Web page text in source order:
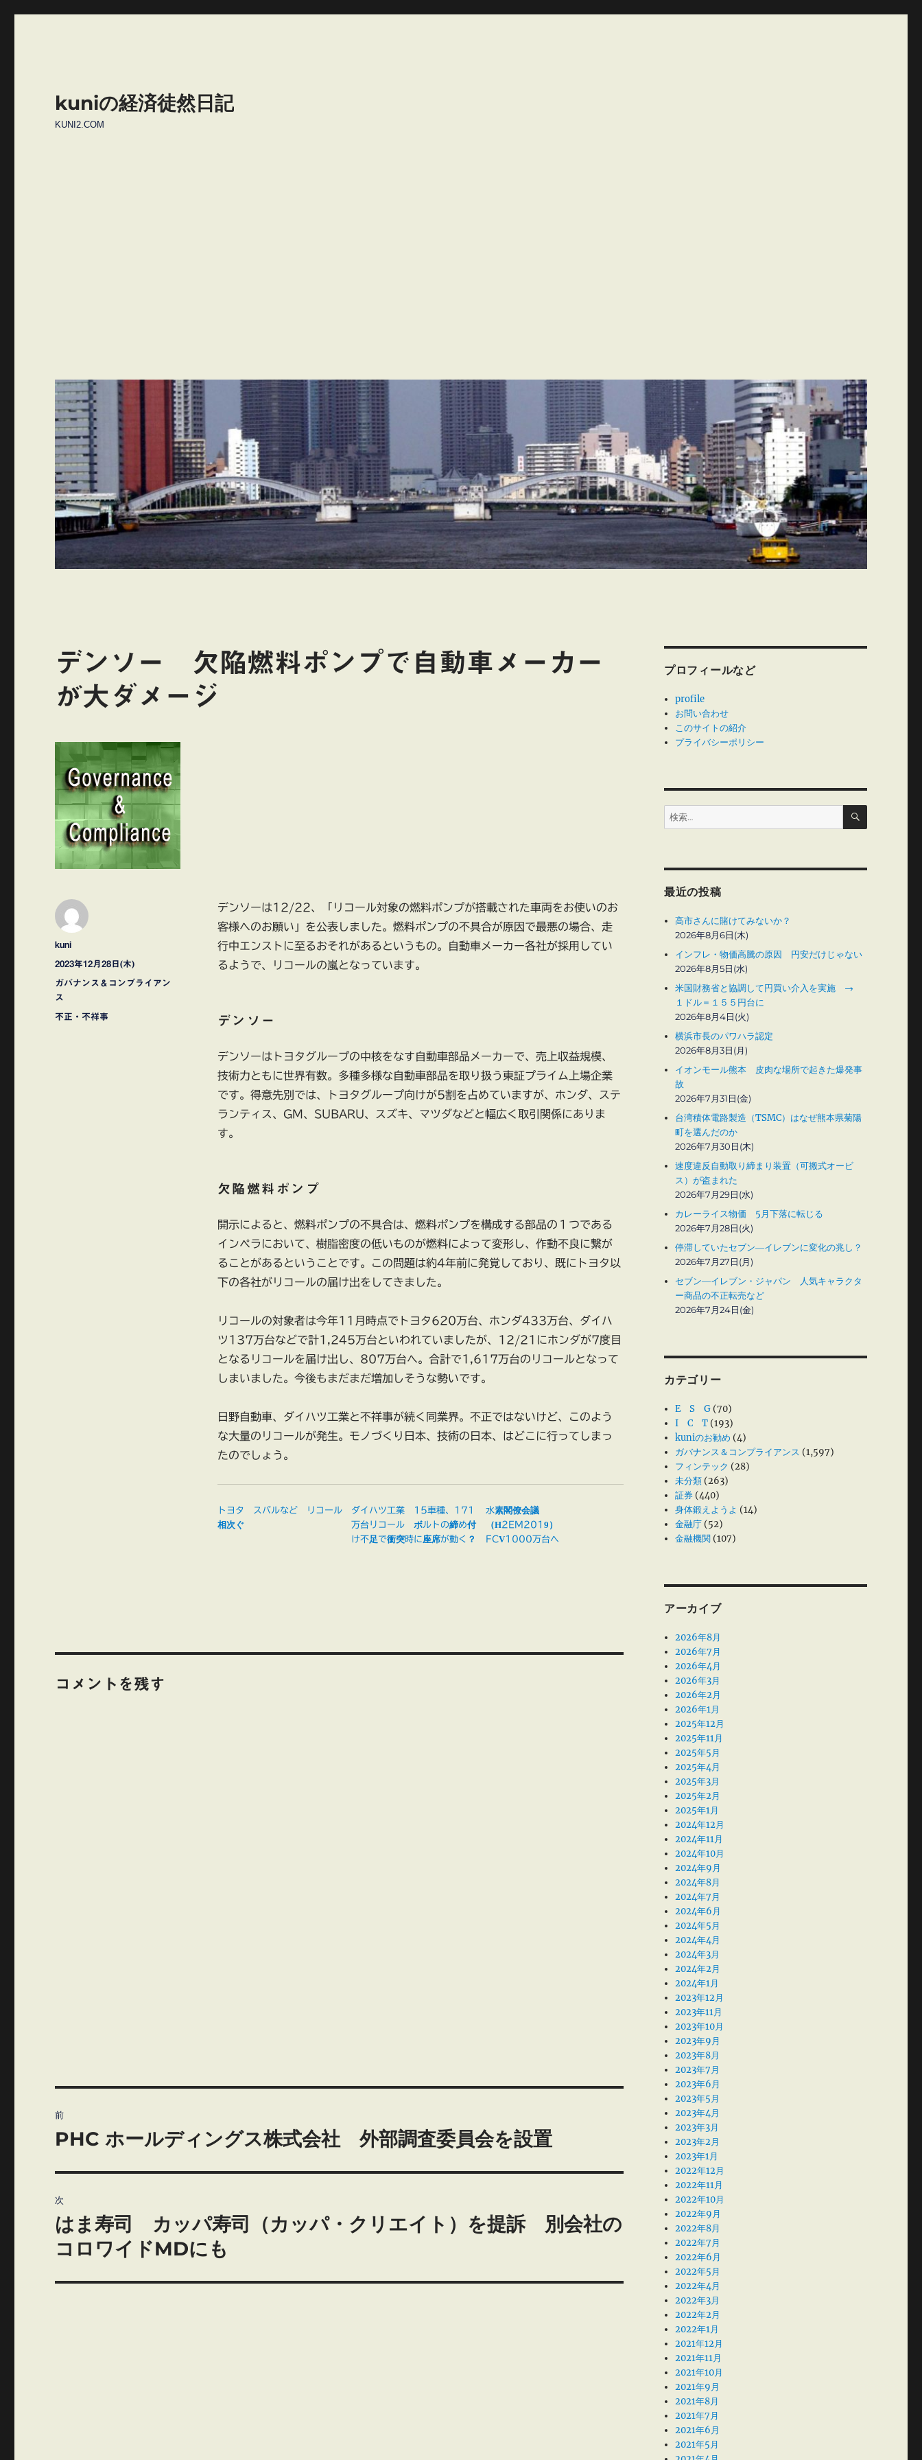
kuniの経済徒然日記
KUNI2.COM
デンソー 欠陥燃料ポンプで自動車メーカー
が大ダメージ
デンソーは12/22、「リコール対象の燃料ポンプが搭載された車両をお使いのお
客様へのお願い」を公表しました。燃料ポンプの不具合が原因で最悪の場合、走
行中エンストに至るおそれがあるというもの。自動車メーカー各社が採用してい
るようで、リコールの嵐となっています。
デンソー
デンソーはトヨタグループの中核をなす自動車部品メーカーで、売上収益規模、
技術力ともに世界有数。多種多様な自動車部品を取り扱う東証プライム上場企業
です。得意先別では、トヨタグループ向けが5割を占めていますが、ホンダ、ステ
ランティス、GM、SUBARU、スズキ、マツダなどと幅広く取引関係にありま
す。
欠陥燃料ポンプ
開示によると、燃料ポンプの不具合は、燃料ポンプを構成する部品の１つである
インペラにおいて、樹脂密度の低いものが燃料によって変形し、作動不良に繋が
ることがあるということです。この問題は約4年前に発覚しており、既にトヨタ以
下の各社がリコールの届け出をしてきました。
リコールの対象者は今年11月時点でトヨタ620万台、ホンダ433万台、ダイハ
ツ137万台などで計1,245万台といわれていましたが、12/21にホンダが7度目
となるリコールを届け出し、807万台へ。合計で1,617万台のリコールとなって
しまいました。今後もまだまだ増加しそうな勢いです。
日野自動車、ダイハツ工業と不祥事が続く同業界。不正ではないけど、このよう
な大量のリコールが発生。モノづくり日本、技術の日本、はどこに行ってしまっ
たのでしょう。
トヨタ スバルなど リコール
相次ぐ
ダイハツ工業 15車種、171
万台リコール ボルトの締め付
け不足で衝突時に座席が動く？
水素閣僚会議
（H2EM2019）
FCV1000万台へ
投
稿
kuni
投
稿
日:
2023年12月28日(木)
カ
テ
ゴ
ガバナンス＆コンプライアン
ス
タ
不正・不祥事
コメントを残す
稿
ゲ
ー
前
前
投
稿:
PHC ホールディングス株式会社 外部調査委員会を設置
次
次
の
投
稿:
はま寿司 カッパ寿司（カッパ・クリエイト）を提訴 別会社の
コロワイドMDにも
プロフィールなど
profile
お問い合わせ
このサイトの紹介
プライバシーポリシー
検
索:
検
最近の投稿
高市さんに賭けてみないか？
2026年8月6日(木)
インフレ・物価高騰の原因 円安だけじゃない
2026年8月5日(水)
米国財務省と協調して円買い介入を実施 →
１ドル＝１５５円台に
2026年8月4日(火)
横浜市長のパワハラ認定
2026年8月3日(月)
イオンモール熊本 皮肉な場所で起きた爆発事
故
2026年7月31日(金)
台湾積体電路製造（TSMC）はなぜ熊本県菊陽
町を選んだのか
2026年7月30日(木)
速度違反自動取り締まり装置（可搬式オービ
ス）が盗まれた
2026年7月29日(水)
カレーライス物価 5月下落に転じる
2026年7月28日(火)
停滞していたセブン―イレブンに変化の兆し？
2026年7月27日(月)
セブン―イレブン・ジャパン 人気キャラクタ
ー商品の不正転売など
2026年7月24日(金)
カテゴリー
E S G (70)
I C T (193)
kuniのお勧め (4)
ガバナンス＆コンプライアンス (1,597)
フィンテック (28)
未分類 (263)
証券 (440)
身体鍛えようよ (14)
金融庁 (52)
金融機関 (107)
アーカイブ
2026年8月
2026年7月
2026年4月
2026年3月
2026年2月
2026年1月
2025年12月
2025年11月
2025年5月
2025年4月
2025年3月
2025年2月
2025年1月
2024年12月
2024年11月
2024年10月
2024年9月
2024年8月
2024年7月
2024年6月
2024年5月
2024年4月
2024年3月
2024年2月
2024年1月
2023年12月
2023年11月
2023年10月
2023年9月
2023年8月
2023年7月
2023年6月
2023年5月
2023年4月
2023年3月
2023年2月
2023年1月
2022年12月
2022年11月
2022年10月
2022年9月
2022年8月
2022年7月
2022年6月
2022年5月
2022年4月
2022年3月
2022年2月
2022年1月
2021年12月
2021年11月
2021年10月
2021年9月
2021年8月
2021年7月
2021年6月
2021年5月